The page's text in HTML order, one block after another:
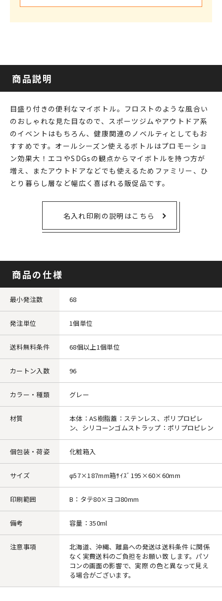
商品説明
目盛り付きの便利なマイボトル。フロストのような風合い
のおしゃれな見た目なので、スポーツジムやアウトドア系
のイベントはもちろん、健康関連のノベルティとしてもお
すすめです。オールシーズン使えるボトルはプロモーショ
ン効果大！エコやSDGsの観点からマイボトルを持つ方が
増え、またアウトドアなどでも使えるためファミリー、ひ
とり暮らし層など幅広く喜ばれる販促品です。
名入れ印刷の説明はこちら
商品の仕様
最小発注数 68
発注単位 1個単位
送料無料条件 68個以上1個単位
カートン入数 96
カラー・種類 グレー
材質
本体：AS樹脂蓋：ステンレス、ポリプロピレ
ン、シリコーンゴムストラップ：ポリプロピレン
個包装・荷姿 化粧箱入
サイズ φ57×187mm箱ｻｲｽﾞ195×60×60mm
印刷範囲 B：タテ80×ヨコ80mm
備考 容量：350ml
注意事項
北海道、沖縄、離島への発送は送料条件 に関係
なく実費送料のご負担をお願い致 します。パソ
コンの画面の影響で、実際 の色と異なって見え
る場合がございます。